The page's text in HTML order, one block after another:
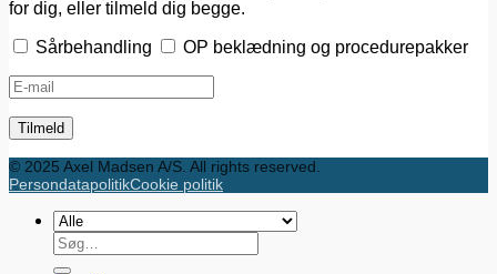
for dig, eller tilmeld dig begge.
Sårbehandling OP beklædning og procedurepakker
© 2025 Axel Madsen A/S. All rights reserved.
PersondatapolitikCookie politik
Søg
efter: